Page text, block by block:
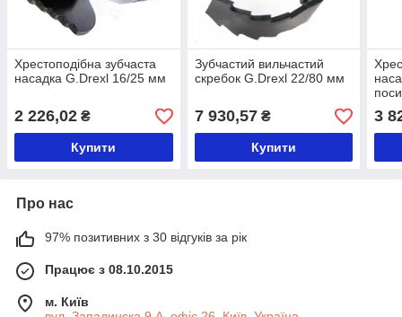
Хрестоподібна зубчаста
насадка G.Drexl 16/25 мм
2 226,02 ₴
Купити
Зубчастий вильчастий
скребок G.Drexl 22/80 мм
7 930,57₴
Купити
3
Про нас
97% позитивних з 30 відгуків за рік
Працює з 08.10.2015
м. Київ